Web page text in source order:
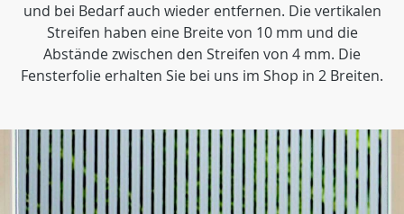
und bei Bedarf auch wieder entfernen. Die vertikalen
Streifen haben eine Breite von 10 mm und die
Abstände zwischen den Streifen von 4 mm. Die
Fensterfolie erhalten Sie bei uns im Shop in 2 Breiten.